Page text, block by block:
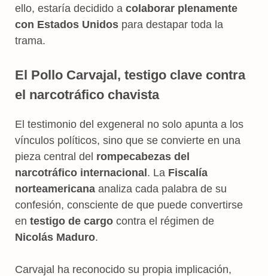
ello, estaría decidido a colaborar plenamente
con Estados Unidos para destapar toda la
trama.
El Pollo Carvajal, testigo clave contra
el narcotráfico chavista
El testimonio del exgeneral no solo apunta a los
vínculos políticos, sino que se convierte en una
pieza central del rompecabezas del
narcotráfico internacional. La Fiscalía
norteamericana analiza cada palabra de su
confesión, consciente de que puede convertirse
en testigo de cargo contra el régimen de
Nicolás Maduro.
Carvajal ha reconocido su propia implicación,